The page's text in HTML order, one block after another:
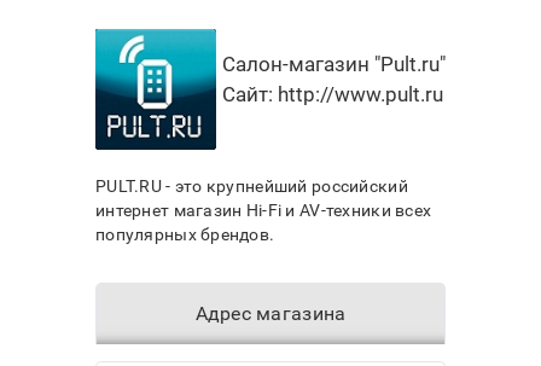
Салон-магазин "Pult.ru"
Сайт: http://www.pult.ru
PULT.RU - это крупнейший российский
интернет магазин Hi-Fi и AV-техники всех
популярных брендов.
Адрес магазина